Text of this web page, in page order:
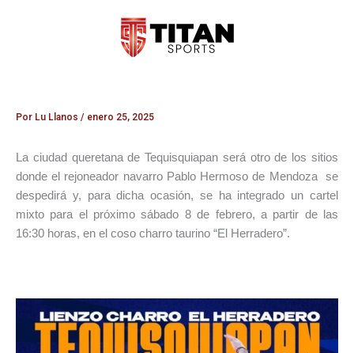
Por Lu Llanos / enero 25, 2025
La ciudad queretana de Tequisquiapan será otro de los sitios
donde el rejoneador navarro Pablo Hermoso de Mendoza se
despedirá y, para dicha ocasión, se ha integrado un cartel
mixto para el próximo sábado 8 de febrero, a partir de las
16:30 horas, en el coso charro taurino “El Herradero”.